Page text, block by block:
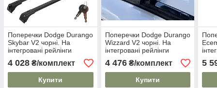
Поперечки Dodge Durango
Skybar V2 чорні. На
інтегровані рейлінги
4 028 ₴/комплект
Купити
Поперечки Dodge Durango
Wizzard V2 чорні. На
інтегровані рейлінги
4 476₴/комплект
Купити
5